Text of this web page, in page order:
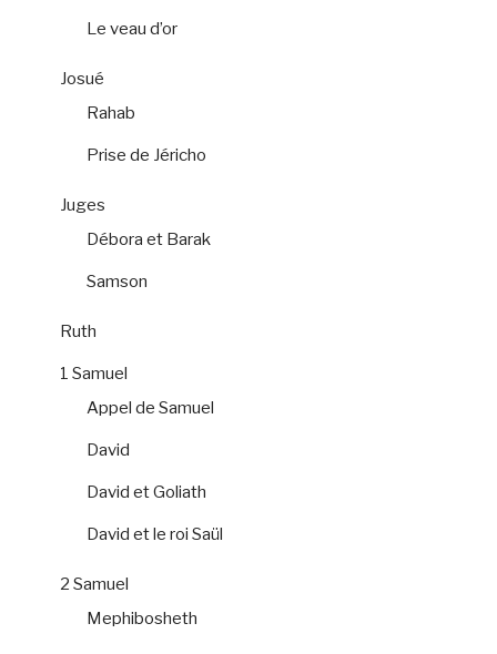
Le veau d’or
Josué
Rahab
Prise de Jéricho
Juges
Débora et Barak
Samson
Ruth
1 Samuel
Appel de Samuel
David
David et Goliath
David et le roi Saül
2 Samuel
Mephibosheth